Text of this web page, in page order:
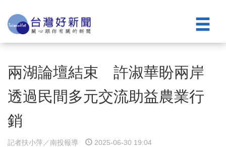
兩湖論壇結束 許淑華盼兩岸
透過民間多元交流助益農業行
銷
記者扶小萍／南投報導 2025-06-30 19:04